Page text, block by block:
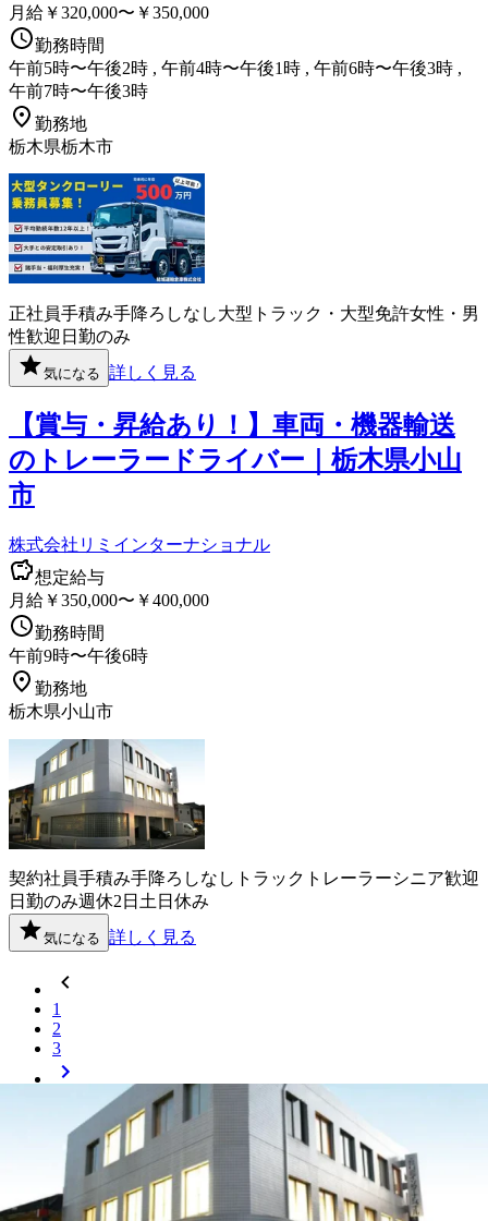
月給￥320,000〜￥350,000
勤務時間
午前5時〜午後2時 , 午前4時〜午後1時 , 午前6時〜午後3時 ,
午前7時〜午後3時
勤務地
栃木県栃木市
正社員手積み手降ろしなし大型トラック・大型免許女性・男
性歓迎 日勤のみ
気になる 詳しく見る
【賞与・昇給あり！】車両・機器輸送
のトレーラードライバー｜栃木県小山
市
株式会社リミインターナショナル
想定給与
月給￥350,000〜￥400,000
勤務時間
午前9時〜午後6時
勤務地
栃木県小山市
契約社員手積み手降ろしなし トラック トレーラーシニア歓迎
日勤のみ週休2日 土日休み
気になる 詳しく見る
1
2
3
栃木県内の市区町村の 車通勤OK
求人を探す
宇都宮市 栃木市 佐野市 鹿沼市 日光市 小山市那須塩原市